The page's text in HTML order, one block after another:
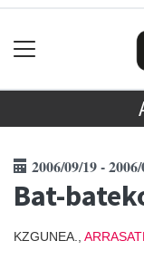
2006/09/19 -
Bat-
KZGUNEA.,